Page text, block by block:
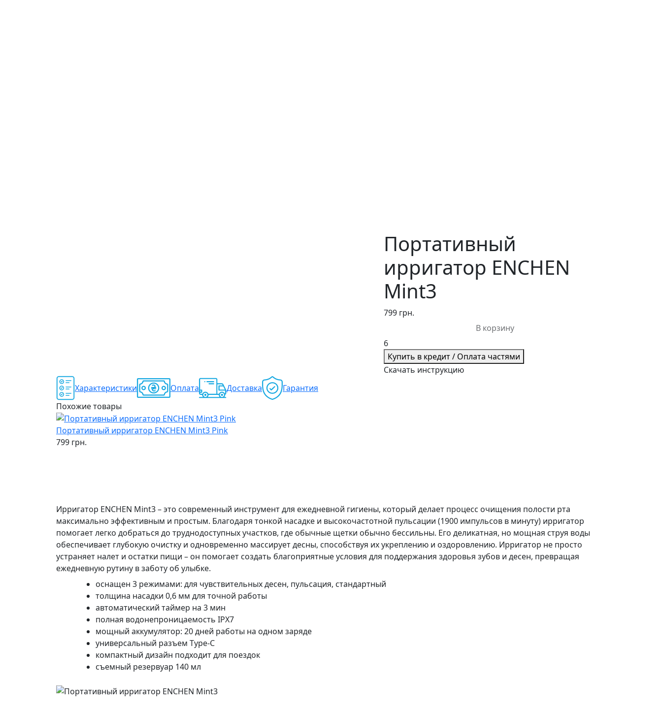
Портативный
ирригатор ENCHEN
Mint3
799 грн.
В корзину
6
Купить в кредит / Оплата частями
Скачать инструкцию
Характеристики
Оплата Доставка
Гарантия
Похожие товары
Портативный ирригатор ENCHEN Mint3 Pink
799 грн.
Ирригатор ENCHEN Mint3 – это современный инструмент для ежедневной гигиены, который делает процесс очищения полости рта
максимально эффективным и простым. Благодаря тонкой насадке и высокочастотной пульсации (1900 импульсов в минуту) ирригатор
помогает легко добраться до труднодоступных участков, где обычные щетки обычно бессильны. Его деликатная, но мощная струя воды
обеспечивает глубокую очистку и одновременно массирует десны, способствуя их укреплению и оздоровлению. Ирригатор не просто
устраняет налет и остатки пищи – он помогает создать благоприятные условия для поддержания здоровья зубов и десен, превращая
ежедневную рутину в заботу об улыбке.
оснащен 3 режимами: для чувствительных десен, пульсация, стандартный
толщина насадки 0,6 мм для точной работы
автоматический таймер на 3 мин
полная водонепроницаемость IPX7
мощный аккумулятор: 20 дней работы на одном заряде
универсальный разъем Type-C
компактный дизайн подходит для поездок
съемный резервуар 140 мл